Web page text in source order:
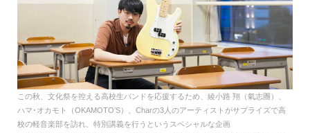
この秋、文化祭を控える高校生バンドを応援するため、綾小路 翔（氣志團）、
ハマ･オカモト（OKAMOTO’S）、Charの3人のアーティストがサプライズで高
校の軽音楽部を訪れ、特別講義を行うというスペシャルな企画